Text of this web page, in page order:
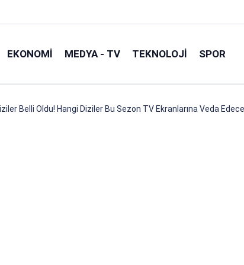
EKONOMI MEDYA - TV TEKNOLOJI SPOR
Belli Oldu! Hangi Diziler Bu Sezon TV Ekranlarına Veda